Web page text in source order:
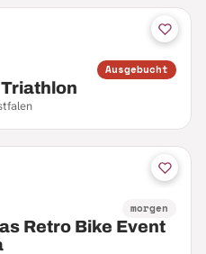
Ausgebucht
morgen
Retro Bike Event